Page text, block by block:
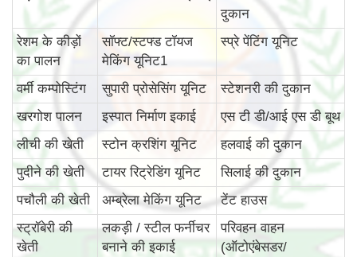
दुकान
रेशम के कीड़ों
का पालन
सॉफ्ट/स्टफ्ड टॉयज
मेकिंग यूनिट1
स्प्रे पेंटिंग यूनिट
वर्मी कम्पोस्टिंग सुपारी प्रोसेसिंग यूनिट
स्टेशनरी की दुकान
खरगोश पालन
इस्पात निर्माण इकाई
एस टी डी/आई एस डी बूथ
लीची की खेती
स्टोन क्रशिंग यूनिट
हलवाई की दुकान
पुदीने की खेती
टायर रिट्रेडिंग यूनिट
सिलाई की दुकान
पचौली की खेती
अम्ब्रेला मेकिंग यूनिट
टेंट हाउस
स्ट्रॉबेरी की
खेती
लकड़ी / स्टील फर्नीचर
बनाने की इकाई
परिवहन वाहन
(ऑटोएंबेसडर/